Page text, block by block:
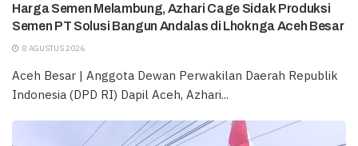
Harga Semen Melambung, Azhari Cage Sidak Produksi
Semen PT Solusi Bangun Andalas di Lhoknga Aceh Besar
8 AGUSTUS 2026
Aceh Besar | Anggota Dewan Perwakilan Daerah Republik
Indonesia (DPD RI) Dapil Aceh, Azhari...